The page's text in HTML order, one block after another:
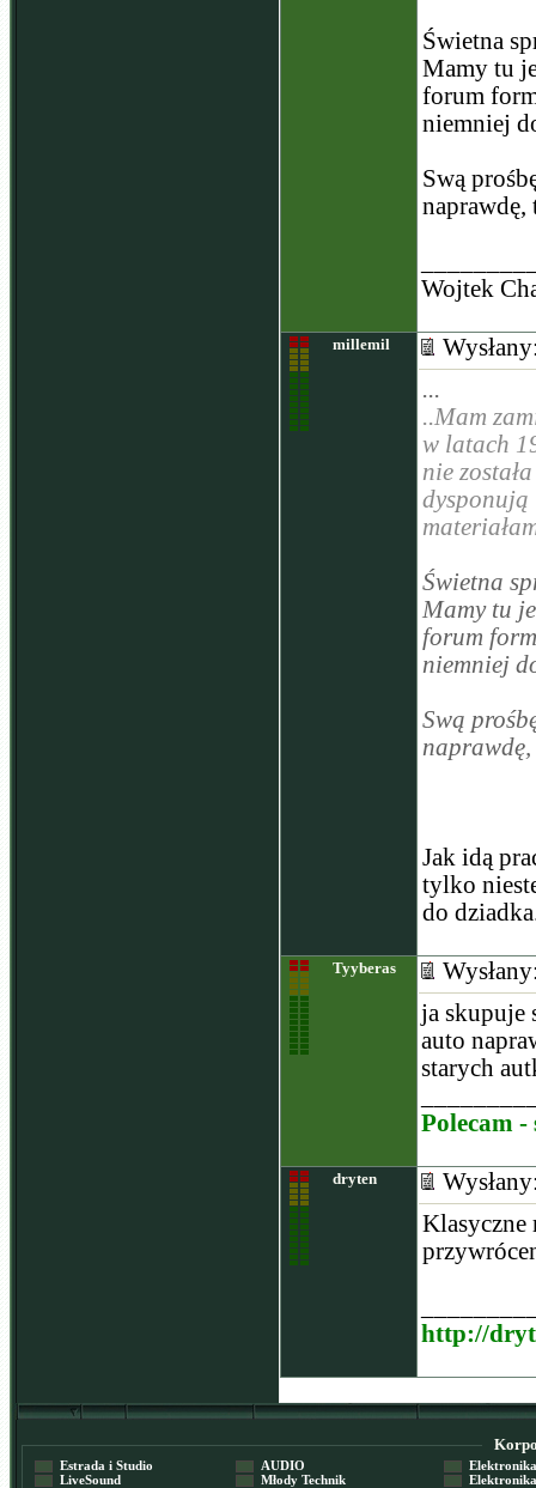
Świetna
Mamy tu
forum
niemniej
Swą
naprawdę,
Wojtek
millemil
...
..Mam
w latach
nie
dysponują
Świetna
Mamy tu
forum
niemniej
Swą
Jak idą
tylko
do
Tyyberas
ja skupuje
auto
starych
Polecam
dryten
Klasyczne
http://
Estrada i Studio
LiveSound
AUDIO
Młody Technik
Elektronika
Elektronika